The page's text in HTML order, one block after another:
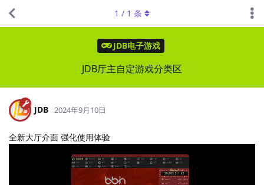
JDB电子游戏
JDB厅主自定游戏分类区
1 / 1 条
JDB 2024年9月10日
全新大厅介面 强化使用体验